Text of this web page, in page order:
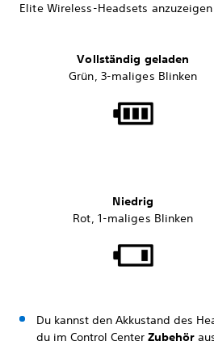
Elite Wireless-Headsets
Vollständig geladen
Grün, 3-maliges Blinken
Niedrig
Rot, 1-maliges Blinken
Du kannst den Akkustand des
du im Control CenterZubehör